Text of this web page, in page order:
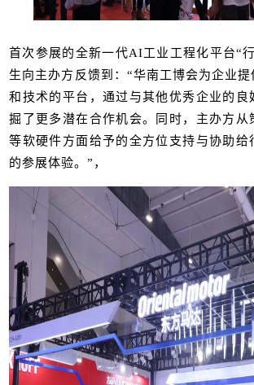
首次参展的全新一代AI工业工程化平台“
生向主办方反馈到：“华南工博会为企业
和技术的平台，通过与其他优秀企业的良
掘了更多潜在合作机会。同时，主办方从
等软硬件方面给予的全方位支持与协助给
的参展体验。”，